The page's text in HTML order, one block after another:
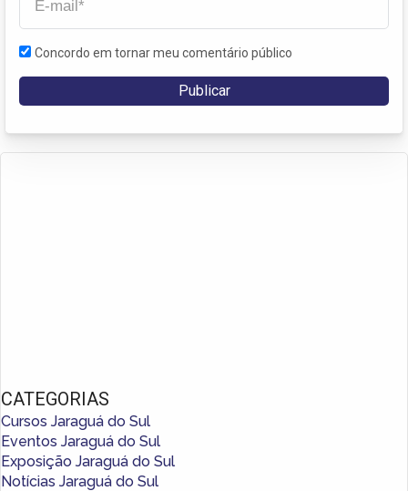
Concordo em tornar meu comentário público
CATEGORIAS
Cursos Jaraguá do Sul
Eventos Jaraguá do Sul
Exposição Jaraguá do Sul
Notícias Jaraguá do Sul